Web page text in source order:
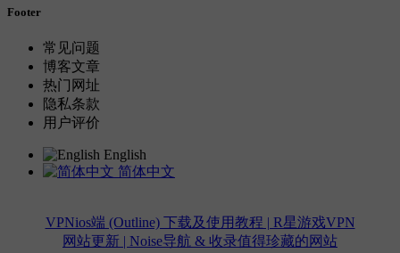
Footer
常见问题
博客文章
热门网址
隐私条款
用户评价
English
简体中文
VPNios端 (Outline) 下载及使用教程 | R星游戏VPN
网站更新 | Noise导航 & 收录值得珍藏的网站